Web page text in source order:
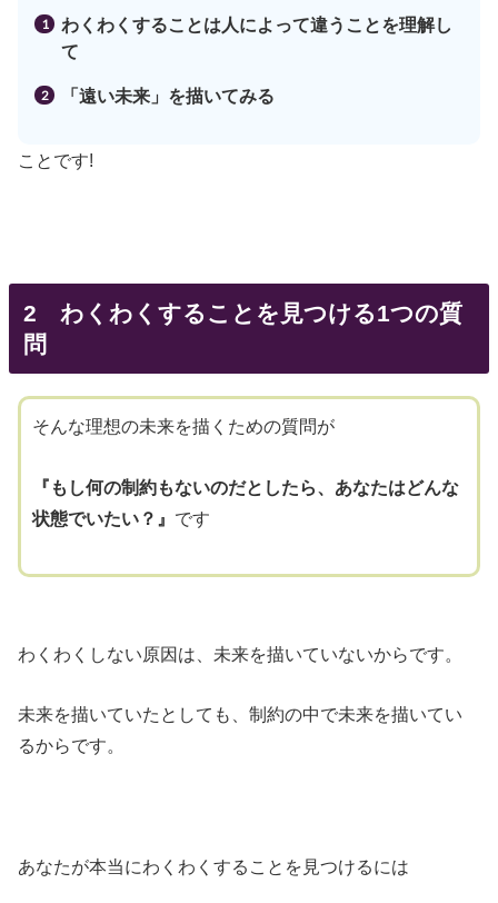
わくわくすることは人によって違うことを理解し
て
「遠い未来」を描いてみる
ことです!
2 わくわくすることを見つける1つの質
問
そんな理想の未来を描くための質問が
『もし何の制約もないのだとしたら、あなたはどんな
状態でいたい？』 です
わくわくしない原因は、未来を描いていないからです。
未来を描いていたとしても、制約の中で未来を描いてい
るからです。
あなたが本当にわくわくすることを見つけるには